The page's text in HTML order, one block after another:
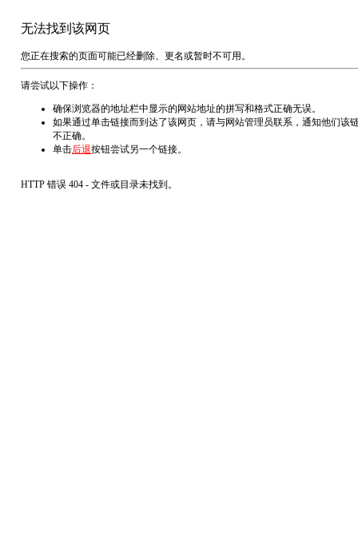
无法找到该网页
您正在搜索的页面可能已经删除、更名或暂时不可用。
请尝试以下操作：
确保浏览器的地址栏中显示的网站地址的拼写和格式正确无误。
如果通过单击链接而到达了该网页，请与网站管理员联系，通知他们该
不正确。
单击后退按钮尝试另一个链接。
HTTP 错误 404 - 文件或目录未找到。